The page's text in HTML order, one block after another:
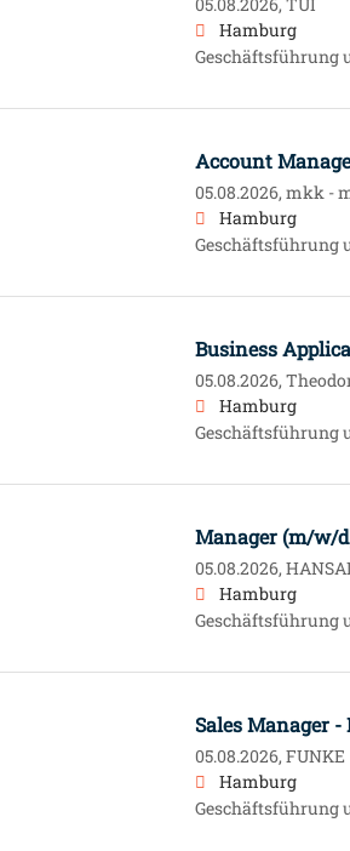
Hamburg
Geschäftsführung
Account
05.08.2026, mkk -
Hamburg
Geschäftsführung
Business
05.08.2026,
Hamburg
Geschäftsführung
Manager (m/w/
05.08.2026,
Hamburg
Geschäftsführung
Sales Manager
05.08.2026, FUNKE
Hamburg
Geschäftsführung